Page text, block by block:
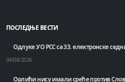
ПОСЛЕДЊЕ ВЕСТИ
Одлуке УО РСС са 33. електронске
04/08/2026
Орлићи нису имали среће против